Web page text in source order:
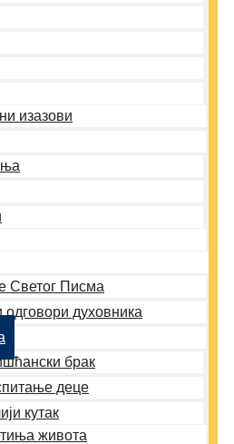
изазови
Светог Писма
духовника
брак
деце
кутак
живота